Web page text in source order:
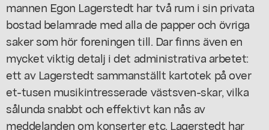
mannen Egon Lagerstedt har två rum i sin privata
bostad belamrade med alla de papper och övriga
saker som hör foreningen till. Dar finns även en
mycket viktig detalj i det administrativa arbetet:
ett av Lagerstedt sammanställt kartotek på over
et-tusen musikintresserade västsven-skar, vilka
sålunda snabbt och effektivt kan nås av
meddelanden om konserter etc. Lagerstedt har